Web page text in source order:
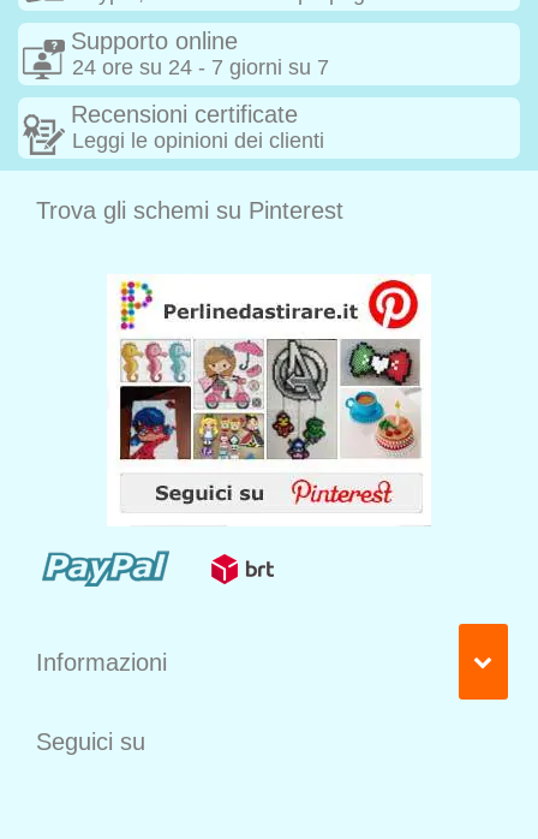
Supporto online
24 ore su 24 - 7 giorni su 7
Recensioni certificate
Leggi le opinioni dei clienti
Trova gli schemi su Pinterest
Informazioni
Seguici su